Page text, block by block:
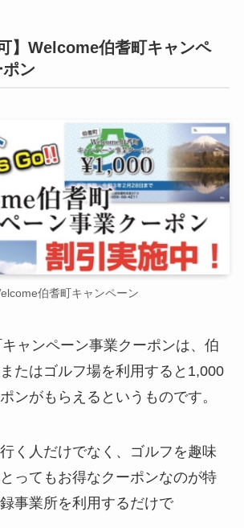
】Welcome伯耆町キャンペ
ン
伯耆町キャンペーン
ャンペーン事業クーポンは、伯
たはゴルフ場を利用すると1,000
ンがもらえるというものです。
く人だけでなく、ゴルフを趣味
ってもお得なクーポンなのが特
事業所を利用するだけで